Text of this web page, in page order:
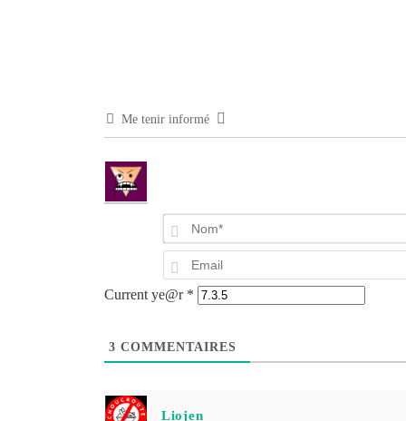
Me tenir informé
Current ye@r *
3 COMMENTAIRES
Liojen